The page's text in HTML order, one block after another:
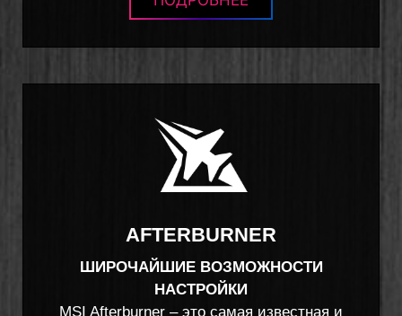
AFTERBURNER
ШИРОЧАЙШИЕ ВОЗМОЖНОСТИ
НАСТРОЙКИ
MSI Afterburner – это самая известная и